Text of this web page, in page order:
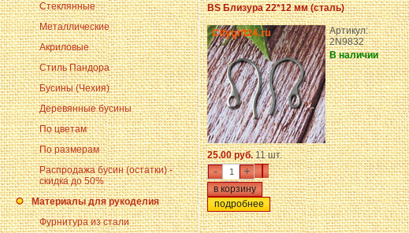
Стеклянные
Металлические
Акриловые
Стиль Пандора
Бусины (Чехия)
Деревянные бусины
По цветам
По размерам
Распродажа бусин (остатки) -
скидка до 50%
Материалы для рукоделия
Фурнитура из стали
BS Близура 22*12 мм (сталь)
Артикул:
2N9832
В наличии
25.00 руб.11 шт.
- +
подробнее